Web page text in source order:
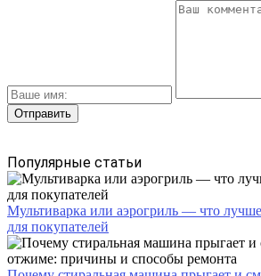
Популярные статьи
Мультиварка или аэрогриль — что
для покупателей